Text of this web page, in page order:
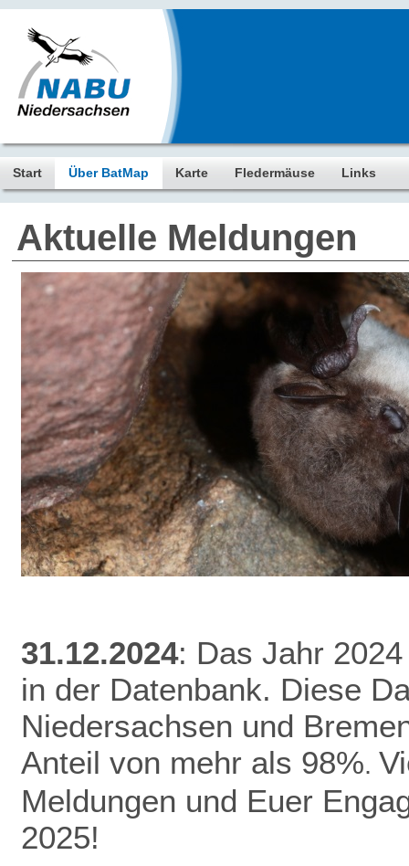
Start Über BatMap Karte Fledermäuse Links
Aktuelle Meldungen
31.12.2024: Das Jahr
in der Datenbank. Diese
Niedersachsen und
Anteil von mehr als 98%.
Meldungen und Euer
2025!